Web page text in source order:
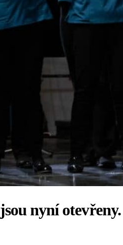
nyní otevřeny.